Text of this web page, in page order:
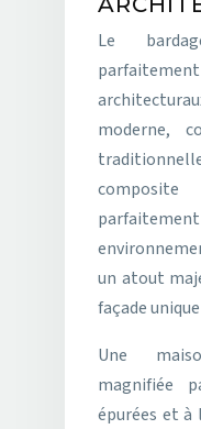
Le
moderne,
un atout
façade
Une
magnifiée
épurées et à